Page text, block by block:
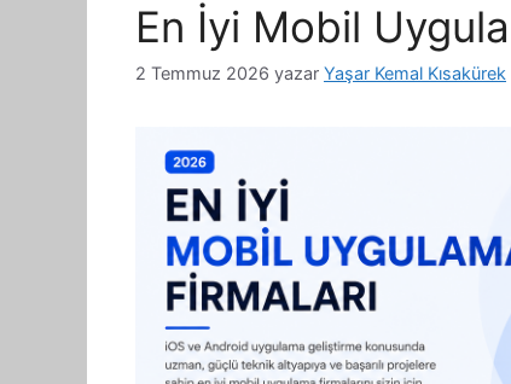
En İyi Mobil
2 Temmuz 2026 yazar Yaşar Kemal Kısakürek